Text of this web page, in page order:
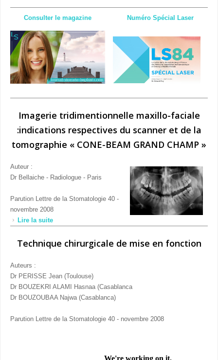
Numéro Spécial Laser
Consulter le magazine
Imagerie tridimentionnelle maxillo-faciale
:indications respectives du scanner et de la
tomographie « CONE-BEAM GRAND CHAMP »
Auteur :
Dr Bellaiche - Radiologue - Paris
Parution Lettre de la Stomatologie 40 -
novembre 2008
Lire la suite
tomographie « CONE-BEAM GRAND CHAMP »
Technique chirurgicale de mise en fonction
Auteurs :
Dr PERISSE Jean (Toulouse)
Dr BOUZEKRI ALAMI Hasnaa (Casablanca
Dr BOUZOUBAA Najwa (Casablanca)
Parution Lettre de la Stomatologie 40 - novembre 2008